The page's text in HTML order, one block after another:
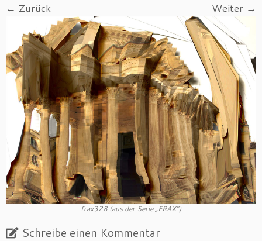
← Zurück Weiter →
frax328 (aus der Serie „FRAX“)
Schreibe einen Kommentar